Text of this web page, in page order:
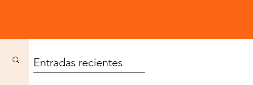
Entradas recientes